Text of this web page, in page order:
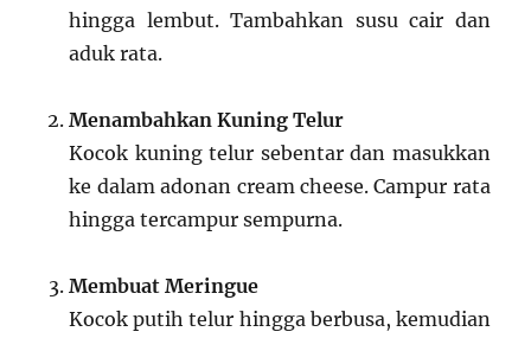
hingga lembut. Tambahkan susu cair dan
aduk rata.
Menambahkan Kuning Telur
Kocok kuning telur sebentar dan masukkan
ke dalam adonan cream cheese. Campur rata
hingga tercampur sempurna.
Membuat Meringue
Kocok putih telur hingga berbusa, kemudian